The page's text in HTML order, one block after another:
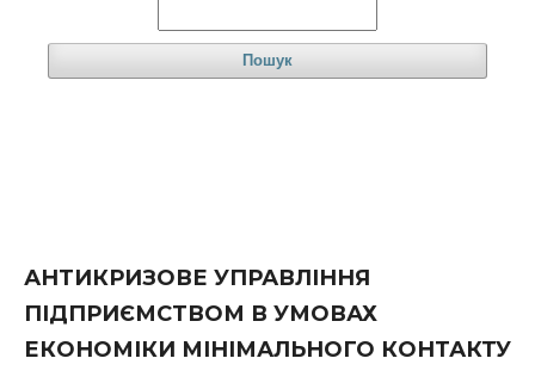
Пошук
АНТИКРИЗОВЕ УПРАВЛІННЯ
ПІДПРИЄМСТВОМ В УМОВАХ
ЕКОНОМІКИ МІНІМАЛЬНОГО КОНТАКТУ